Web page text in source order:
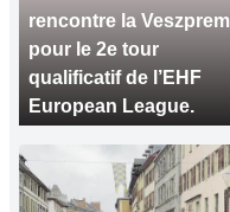
rencontre la Veszprem
pour le 2e tour
qualificatif de l’EHF
European League.